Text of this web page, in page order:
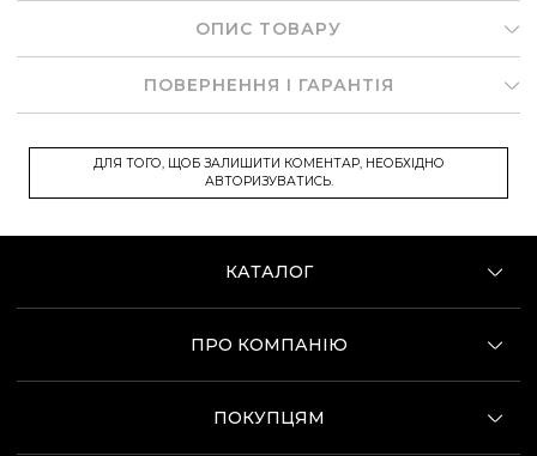
ОПИС ТОВАРУ
ПОВЕРНЕННЯ І ГАРАНТІЯ
ДЛЯ ТОГО, ЩОБ ЗАЛИШИТИ КОМЕНТАР, НЕОБХІДНО
АВТОРИЗУВАТИСЬ.
КАТАЛОГ
ПРО КОМПАНІЮ
ПОКУПЦЯМ